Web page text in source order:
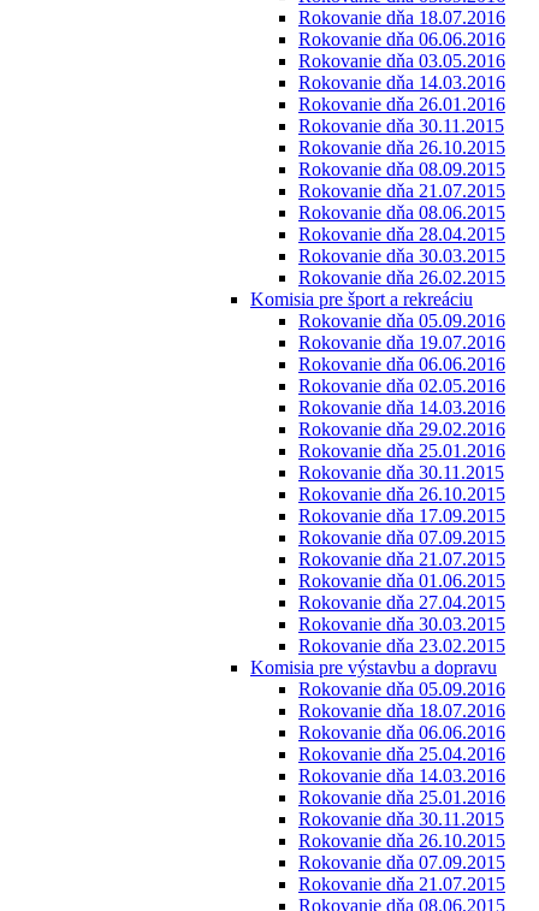
Rokovanie dňa 18.07.2016
Rokovanie dňa 06.06.2016
Rokovanie dňa 03.05.2016
Rokovanie dňa 14.03.2016
Rokovanie dňa 26.01.2016
Rokovanie dňa 30.11.2015
Rokovanie dňa 26.10.2015
Rokovanie dňa 08.09.2015
Rokovanie dňa 21.07.2015
Rokovanie dňa 08.06.2015
Rokovanie dňa 28.04.2015
Rokovanie dňa 30.03.2015
Rokovanie dňa 26.02.2015
Komisia pre šport a rekreáciu
Rokovanie dňa 05.09.2016
Rokovanie dňa 19.07.2016
Rokovanie dňa 06.06.2016
Rokovanie dňa 02.05.2016
Rokovanie dňa 14.03.2016
Rokovanie dňa 29.02.2016
Rokovanie dňa 25.01.2016
Rokovanie dňa 30.11.2015
Rokovanie dňa 26.10.2015
Rokovanie dňa 17.09.2015
Rokovanie dňa 07.09.2015
Rokovanie dňa 21.07.2015
Rokovanie dňa 01.06.2015
Rokovanie dňa 27.04.2015
Rokovanie dňa 30.03.2015
Rokovanie dňa 23.02.2015
Komisia pre výstavbu a dopravu
Rokovanie dňa 05.09.2016
Rokovanie dňa 18.07.2016
Rokovanie dňa 06.06.2016
Rokovanie dňa 25.04.2016
Rokovanie dňa 14.03.2016
Rokovanie dňa 25.01.2016
Rokovanie dňa 30.11.2015
Rokovanie dňa 26.10.2015
Rokovanie dňa 07.09.2015
Rokovanie dňa 21.07.2015
Rokovanie dňa 08.06.2015